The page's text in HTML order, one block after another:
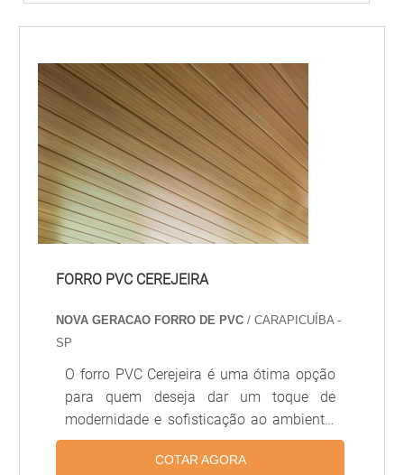
FORRO PVC CEREJEIRA
NOVA GERACAO FORRO DE PVC/ CARAPICUÍBA -
SP
O forro PVC Cerejeira é uma ótima opção
para quem deseja dar um toque de
modernidade e sofisticação ao ambiente.
Além de ser resistente, o forro PVC
Cerejeira é fácil de limpar e possui uma
COTAR AGORA